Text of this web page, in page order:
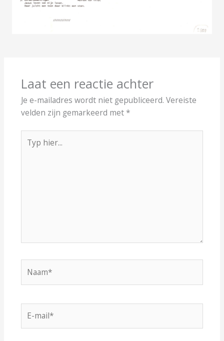
Laat een reactie achter
Je e-mailadres wordt niet gepubliceerd. Vereiste
velden zijn gemarkeerd met*
hier...
mail*